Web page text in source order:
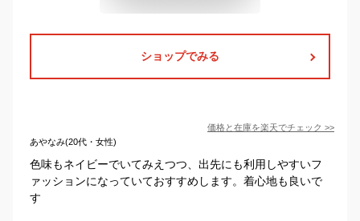
ショップでみる
価格と在庫を楽天でチェック >>
あやなみ(20代・女性)
色味もネイビーでいてみえつつ、出先にも利用しやすいフ
ァッションになっていておすすめします。着心地も良いで
す